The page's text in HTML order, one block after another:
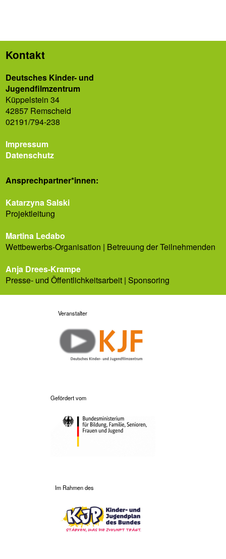
Kontakt
Deutsches Kinder- und
Jugendfilmzentrum
Küppelstein 34
42857 Remscheid
02191/794-238
Impressum
Datenschutz
Ansprech­partner*innen:
Katarzyna Salski
Projektleitung
Martina Ledabo
Wettbewerbs-Organisation | Betreuung der Teilnehmenden
Anja Drees-Krampe
Presse- und Öffentlichkeitsarbeit | Sponsoring
Veranstalter
Gefördert vom
Im Rahmen des